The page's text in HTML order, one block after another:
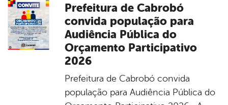
Prefeitura de Cabrobó
convida população para
Audiência Pública do
Orçamento Participativo
2026
Prefeitura de Cabrobó convida
população para Audiência Pública do